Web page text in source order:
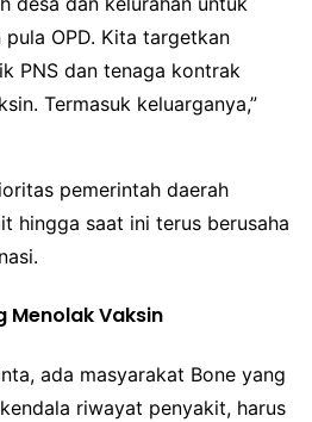
OPD. Kita targetkan
PNS dan tenaga kontrak
Termasuk keluarganya,”
pemerintah daerah
hingga saat ini terus berusaha
Menolak Vaksin
ada masyarakat Bone yang
riwayat penyakit, harus